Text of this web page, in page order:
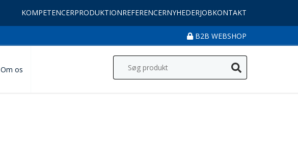
KOMPETENCERPRODUKTIONREFERENCERNYHEDERJOBKONTAKT
B2B WEBSHOP
Om os